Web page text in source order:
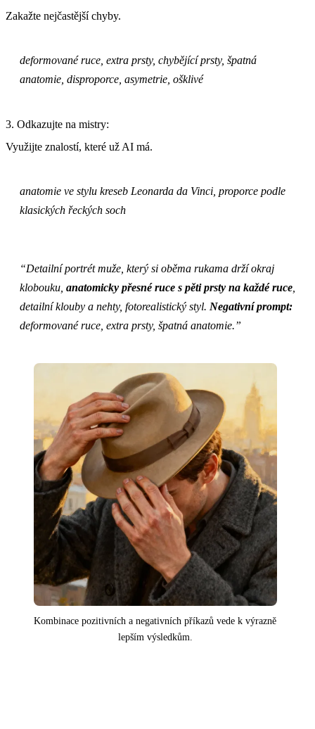
Zakažte nejčastější chyby.
deformované ruce, extra prsty, chybějící prsty, špatná
anatomie, disproporce, asymetrie, ošklivé
3. Odkazujte na mistry:
Využijte znalostí, které už AI má.
anatomie ve stylu kreseb Leonarda da Vinci, proporce podle
klasických řeckých soch
“Detailní portrét muže, který si oběma rukama drží okraj
klobouku, anatomicky přesné ruce s pěti prsty na každé ruce
detailní klouby a nehty, fotorealistický styl. Negativní prompt:
deformované ruce, extra prsty, špatná anatomie.”
Kombinace pozitivních a negativních příkazů vede k výrazně
lepším výsledkům.